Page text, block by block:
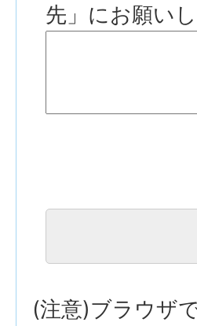
先」にお願いし
(注意)ブラウザ